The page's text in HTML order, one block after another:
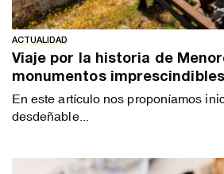
ACTUALIDAD
Viaje por la historia de
monumentos imprescindibles
En este artículo nos proponíamos
desdeñable...